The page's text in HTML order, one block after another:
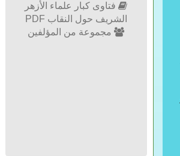
فتاوى كبار علماء الأزهر
الشريف حول النقاب PDF
مجموعة من المؤلفين